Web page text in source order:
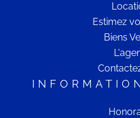
Estimez
Biens